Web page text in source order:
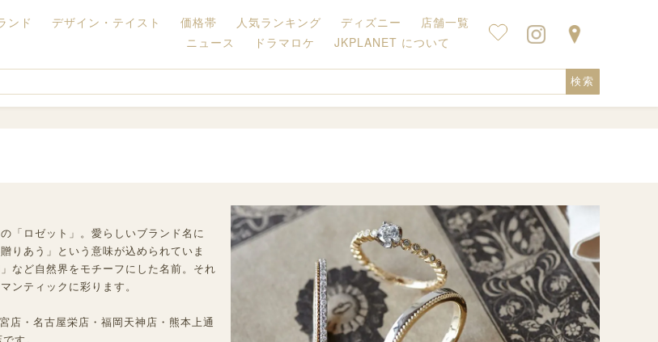
ンド デザイン・テイスト 価格帯 人気ランキング ディズニー
店舗一覧
ニュース
ドラマロケ JKPLANET について
検索
「ロゼット」。愛らしいブランド名に
りあう」という意味が込められていま
など自然界をモチーフにした名前。それ
ンティックに彩ります。
店・名古屋栄店・福岡天神店・熊本上通